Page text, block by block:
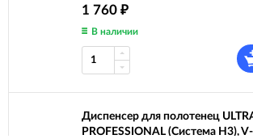
1 760 ₽
В наличии
Диспенсер для полотенец
PROFESSIONAL (Система H3),